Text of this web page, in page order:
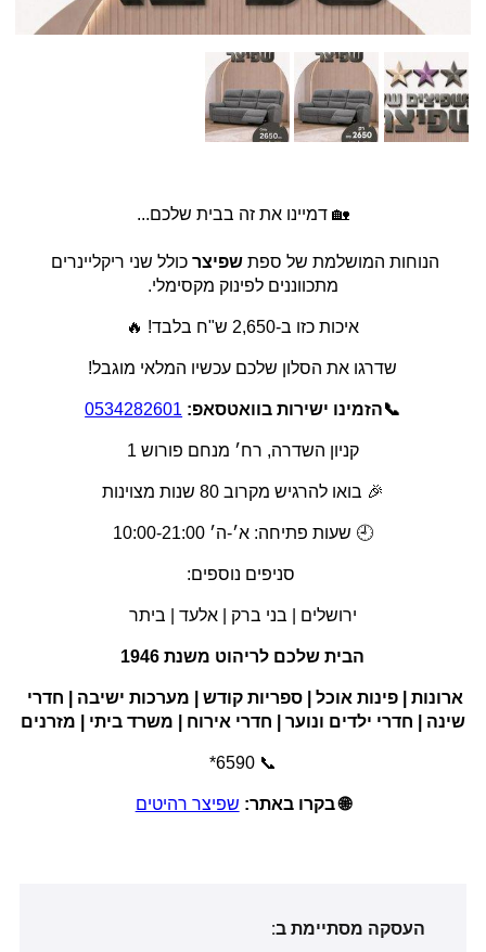
🏡 דמיינו את זה בבית שלכם...
הנוחות המושלמת של ספת שפיצר
מתכווננים לפינוק מקסימלי.
איכות כזו ב-2,650 ש"ח בלבד! 🔥
שדרגו את הסלון שלכם עכשיו המלאי מוגבל!
📞הזמינו ישירות בוואטסאפ: 0534282601
קניון השדרה, רח׳ מנחם פורוש 1
🎉 בואו להרגיש מקרוב 80 שנות מצוינות
🕘 שעות פתיחה: א׳-ה׳ 10:00-21:00
ירושלים | בני ברק | אלעד | ביתר
הבית שלכם לריהוט משנת 1946
שינה | חדרי ילדים ונוער | חדרי אירוח | משרד ביתי | מזרנים
📞 6590*
🌐 בקרו באתר: שפיצר רהיטים
העסקה מסתיימת ב: